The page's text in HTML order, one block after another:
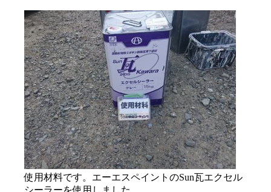
使用材料です。エーエスペイントのSun瓦エクセル